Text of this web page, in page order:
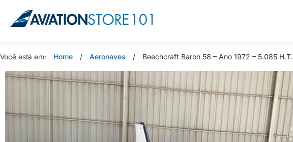
Você está em: Home / Aeronaves / Beechcraft Baron 58 – Ano 1972 – 5.085 H.T.